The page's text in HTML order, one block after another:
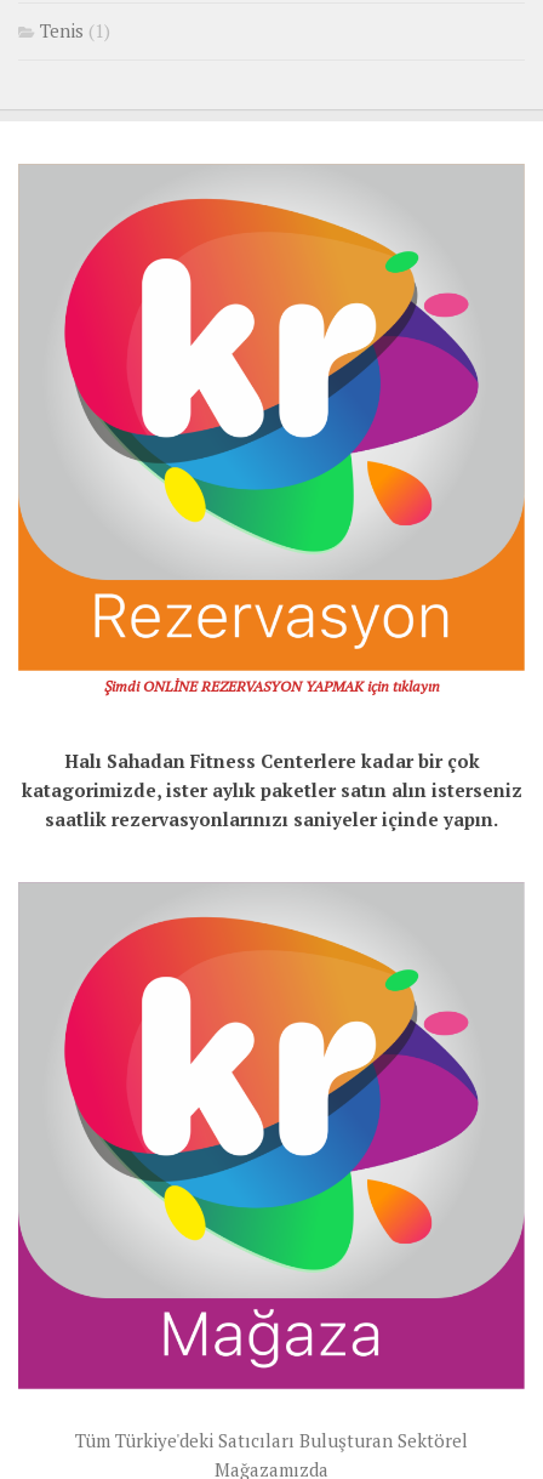
Tenis (1)
Şimdi ONLİNE REZERVASYON YAPMAK için tıklayın
Halı Sahadan Fitness Centerlere kadar bir çok
katagorimizde, ister aylık paketler satın alın isterseniz
saatlik rezervasyonlarınızı saniyeler içinde yapın.
Tüm Türkiye'deki Satıcıları Buluşturan Sektörel
Mağazamızda